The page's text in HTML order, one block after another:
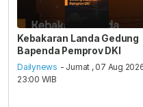
Kebakaran Landa Gedung
Bapenda Pemprov DKI
Dailynews - Jumat , 07 Aug
23:00 WIB